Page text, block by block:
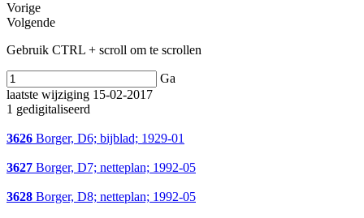
Vorige
Volgende
Gebruik CTRL + scroll om te scrollen
Ga
laatste wijziging 15-02-2017
1 gedigitaliseerd
3626 Borger, D6; bijblad; 1929-01
3627 Borger, D7; netteplan; 1992-05
3628 Borger, D8; netteplan; 1992-05